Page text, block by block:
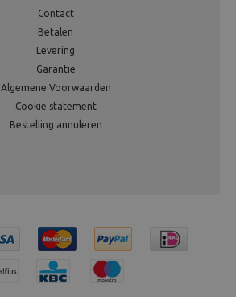
Contact
Betalen
Levering
Garantie
Algemene Voorwaarden
Cookie statement
Bestelling annuleren